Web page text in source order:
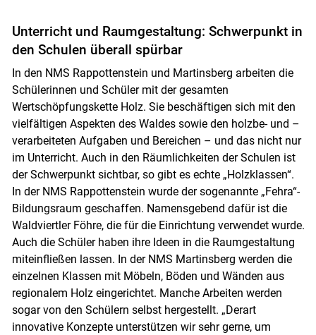
Unterricht und Raumgestaltung: Schwerpunkt in
den Schulen überall spürbar
In den NMS Rappottenstein und Martinsberg arbeiten die
Schülerinnen und Schüler mit der gesamten
Wertschöpfungskette Holz. Sie beschäftigen sich mit den
vielfältigen Aspekten des Waldes sowie den holzbe- und –
verarbeiteten Aufgaben und Bereichen – und das nicht nur
im Unterricht. Auch in den Räumlichkeiten der Schulen ist
der Schwerpunkt sichtbar, so gibt es echte „Holzklassen“.
In der NMS Rappottenstein wurde der sogenannte „Fehra“-
Bildungsraum geschaffen. Namensgebend dafür ist die
Waldviertler Föhre, die für die Einrichtung verwendet wurde.
Auch die Schüler haben ihre Ideen in die Raumgestaltung
miteinfließen lassen. In der NMS Martinsberg werden die
einzelnen Klassen mit Möbeln, Böden und Wänden aus
regionalem Holz eingerichtet. Manche Arbeiten werden
sogar von den Schülern selbst hergestellt. „Derart
innovative Konzepte unterstützen wir sehr gerne, um